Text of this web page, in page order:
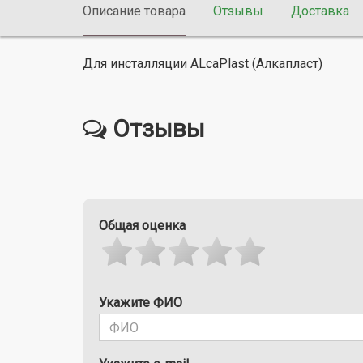
Описание товара Отзывы Доставка
Для инсталляции ALcaPlast (Алкапласт)
Отзывы
Общая оценка
Укажите ФИО